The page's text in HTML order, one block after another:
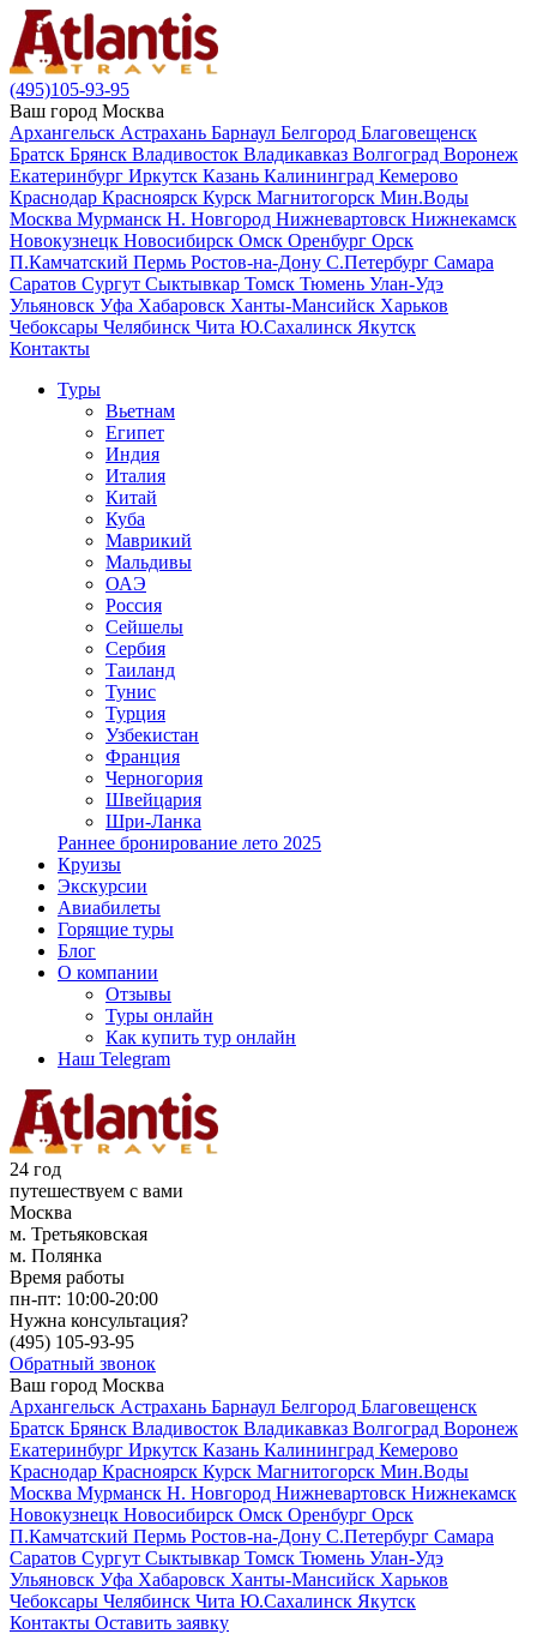
(495)105-93-95
Ваш город Москва
Архангельск Астрахань Барнаул Белгород Благовещенск
Братск Брянск Владивосток Владикавказ Волгоград Воронеж
Екатеринбург Иркутск Казань Калининград Кемерово
Краснодар Красноярск Курск Магнитогорск Мин.Воды
Москва Мурманск Н. Новгород Нижневартовск Нижнекамск
Новокузнецк Новосибирск Омск Оренбург Орск
П.Камчатский Пермь Ростов-на-Дону С.Петербург Самара
Саратов Сургут Сыктывкар Томск Тюмень Улан-Удэ
Ульяновск Уфа Хабаровск Ханты-Мансийск Харьков
Чебоксары Челябинск Чита Ю.Сахалинск Якутск
Контакты
Туры
Вьетнам
Египет
Индия
Италия
Китай
Куба
Маврикий
Мальдивы
ОАЭ
Россия
Сейшелы
Сербия
Таиланд
Тунис
Турция
Узбекистан
Франция
Черногория
Швейцария
Шри-Ланка
Раннее бронирование лето 2025
Круизы
Экскурсии
Авиабилеты
Горящие туры
Блог
О компании
Отзывы
Туры онлайн
Как купить тур онлайн
Наш Telegram
24 год
путешествуем с вами
Москва
м. Третьяковская
м. Полянка
Время работы
пн-пт: 10:00-20:00
Нужна консультация?
(495) 105-93-95
Обратный звонок
Ваш город Москва
Архангельск Астрахань Барнаул Белгород Благовещенск
Братск Брянск Владивосток Владикавказ Волгоград Воронеж
Екатеринбург Иркутск Казань Калининград Кемерово
Краснодар Красноярск Курск Магнитогорск Мин.Воды
Москва Мурманск Н. Новгород Нижневартовск Нижнекамск
Новокузнецк Новосибирск Омск Оренбург Орск
П.Камчатский Пермь Ростов-на-Дону С.Петербург Самара
Саратов Сургут Сыктывкар Томск Тюмень Улан-Удэ
Ульяновск Уфа Хабаровск Ханты-Мансийск Харьков
Чебоксары Челябинск Чита Ю.Сахалинск Якутск
Контакты Оставить заявку